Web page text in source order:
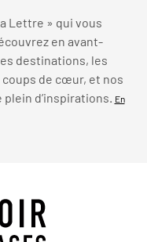
Lettre » qui vous
en avant-
destinations, les
de cœur, et nos
d’inspirations.
En